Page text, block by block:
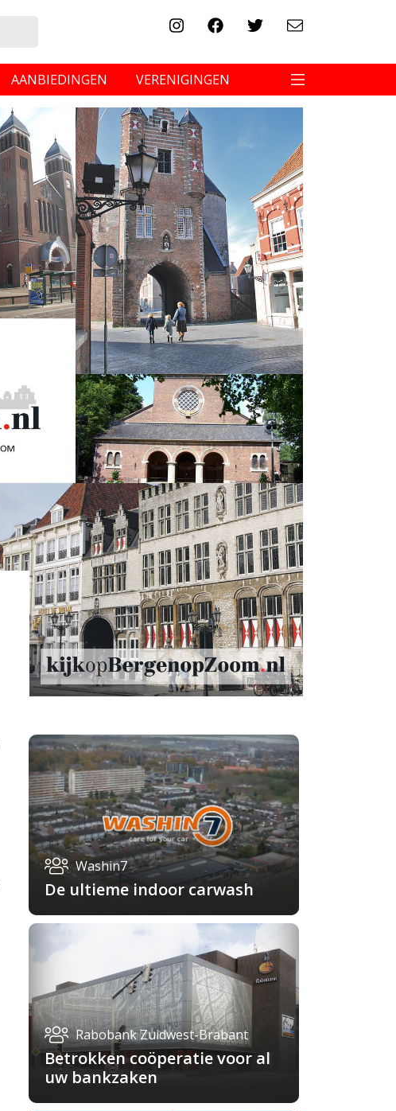
AANBIEDINGEN VERENIGINGEN
Washin7
De ultieme indoor carwash
Rabobank Zuidwest-Brabant
Betrokken coöperatie voor al
uw bankzaken